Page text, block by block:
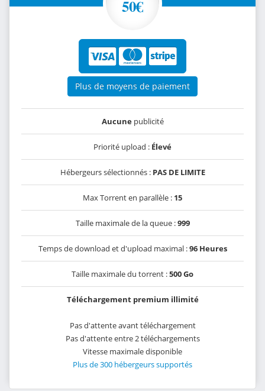
50€
Plus de moyens de paiement
Aucunepublicité
Priorité upload : Élevé
Hébergeurs sélectionnés : PAS DE LIMITE
Max Torrent en parallèle : 15
Taille maximale de la queue :999
Temps de download et d'upload maximal :96 Heures
Taille maximale du torrent :500 Go
Téléchargement premium illimité
Pas d'attente avant téléchargement
Pas d'attente entre 2 téléchargements
Vitesse maximale disponible
Plus de 300 hébergeurs supportés